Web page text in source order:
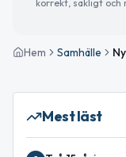
korrekt, sakligt och
Hem Samhälle
Mest läst